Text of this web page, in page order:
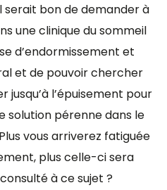
serait bon de demander à
une clinique du sommeil
d’endormissement et
et de pouvoir chercher
jusqu’à l’épuisement pour
solution pérenne dans le
vous arriverez fatiguée
plus celle-ci sera
à ce sujet ?